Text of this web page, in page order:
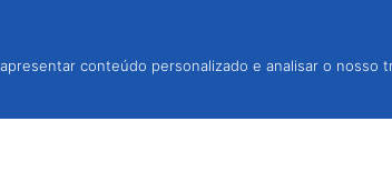
conteúdo personalizado e analisar o nosso